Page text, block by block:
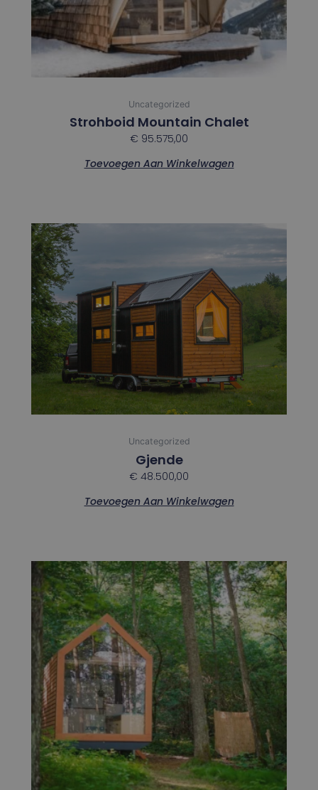
Uncategorized
Strohboid Mountain Chalet
€ 95.575,00
Toevoegen Aan Winkelwagen
Uncategorized
Gjende
€ 48.500,00
Toevoegen Aan Winkelwagen